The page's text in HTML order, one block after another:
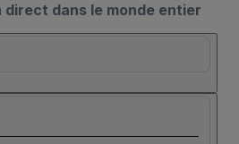
direct dans le monde entier